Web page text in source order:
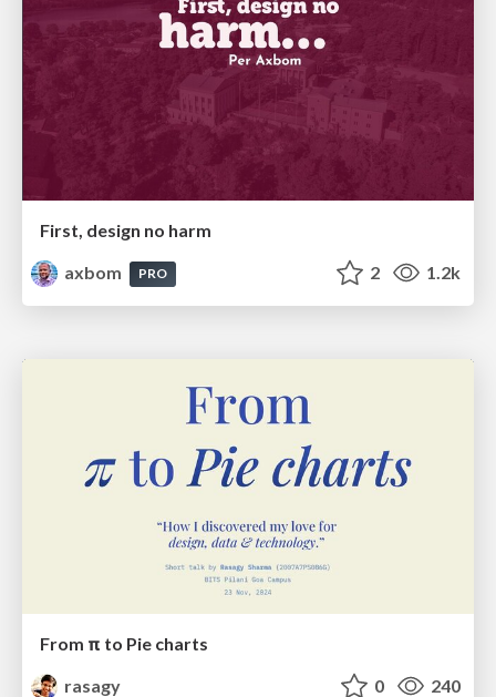
First, design no harm
axbom
PRO 2 1.2k
From π to Pie charts
rasagy
0 240